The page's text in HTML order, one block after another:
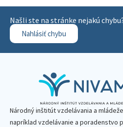
Našli ste na stránke nejakú
Nahlásiť chybu
Národný inštitút vzdelávania a
napríklad vzdelávanie a poradenstvo